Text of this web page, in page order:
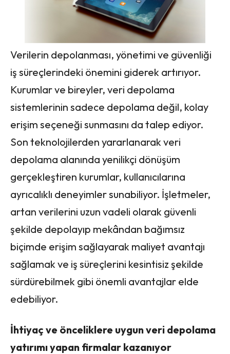
Verilerin depolanması, yönetimi ve güvenliği
iş süreçlerindeki önemini giderek artırıyor.
Kurumlar ve bireyler, veri depolama
sistemlerinin sadece depolama değil, kolay
erişim seçeneği sunmasını da talep ediyor.
Son teknolojilerden yararlanarak veri
depolama alanında yenilikçi dönüşüm
gerçekleştiren kurumlar, kullanıcılarına
ayrıcalıklı deneyimler sunabiliyor. İşletmeler,
artan verilerini uzun vadeli olarak güvenli
şekilde depolayıp mekândan bağımsız
biçimde erişim sağlayarak maliyet avantajı
sağlamak ve iş süreçlerini kesintisiz şekilde
sürdürebilmek gibi önemli avantajlar elde
edebiliyor.
İhtiyaç ve önceliklere uygun veri depolama
yatırımı yapan firmalar kazanıyor